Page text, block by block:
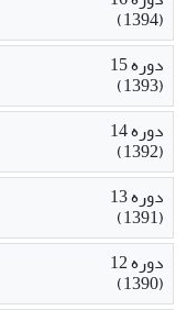
(1394)
دوره 15
(1393)
دوره 14
(1392)
دوره 13
(1391)
دوره 12
(1390)